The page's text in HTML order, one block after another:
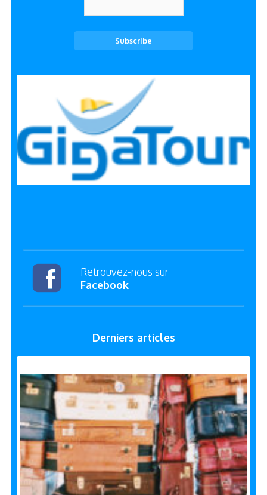
Retrouvez-nous sur
Facebook
Derniers articles